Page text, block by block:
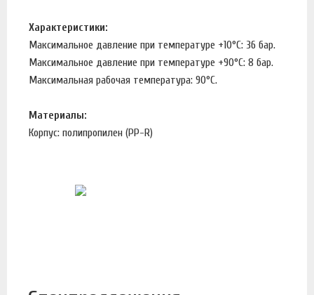
Характеристики:
Максимальное давление при температуре +10°С: 36 бар.
Максимальное давление при температуре +90°С: 8 бар.
Максимальная рабочая температура: 90°С.
Материалы:
Корпус: полипропилен (PP-R)